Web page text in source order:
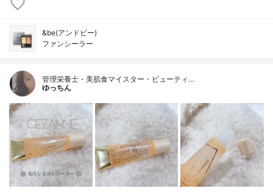
&be(アンドビー)
ファンシーラー
管理栄養士・美肌食マイスター・ビューティ…
ゆっちん